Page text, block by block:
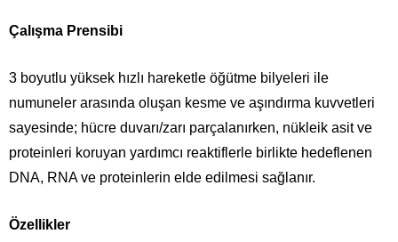
Çalışma Prensibi
3 boyutlu yüksek hızlı hareketle öğütme bilyeleri ile
numuneler arasında oluşan kesme ve aşındırma kuvvetleri
sayesinde; hücre duvarı/zarı parçalanırken, nükleik asit ve
proteinleri koruyan yardımcı reaktiflerle birlikte hedeflenen
DNA, RNA ve proteinlerin elde edilmesi sağlanır.
Özellikler